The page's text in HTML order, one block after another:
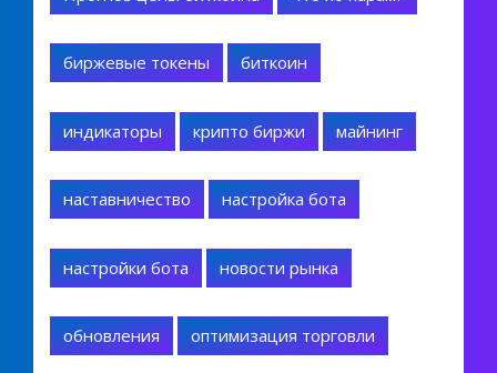
биржевые токены биткоин
индикаторы крипто биржи майнинг
наставничество настройка бота
настройки бота новости рынка
обновления оптимизация торговли